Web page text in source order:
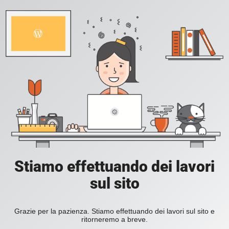
Stiamo effettuando dei lavori
sul sito
Grazie per la pazienza. Stiamo effettuando dei lavori sul sito e
ritorneremo a breve.